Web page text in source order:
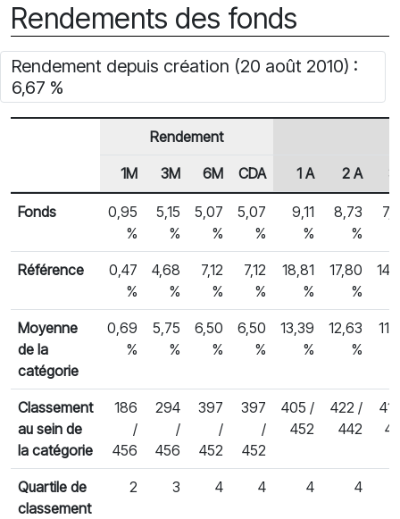
Rendements des fonds
Rendement depuis création (20 août 2010) :
6,67 %
Rendements des fonds
En-tête de ligne
Rendement
1M 3M 6M CDA 1 A 2 A 3
Fonds
0,95
%
5,15
%
5,07
%
5,07
%
9,11
%
8,73
%
Référence
0,47
%
4,68
%
7,12
%
7,12
%
18,81
%
17,80
%
Moyenne
de la
catégorie
0,69
%
5,75
%
6,50
%
6,50
%
13,39
%
12,63
%
Classement
au sein de
la catégorie
186
/
456
294
/
456
397
/
452
397
/
452
405 /
452
422 /
442
Quartile de
classement
2 3 4 4 4 4